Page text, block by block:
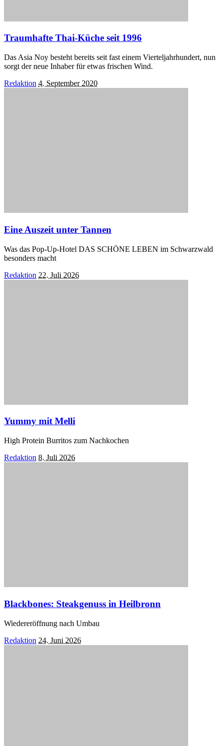
Traumhafte Thai-Küche seit 1996
Das Asia Noy besteht bereits seit fast einem Vierteljahrhundert, nun
sorgt der neue Inhaber für etwas frischen Wind.
Posted
Redaktion 4. September 2020
Eine Auszeit unter Tannen
Was das Pop-Up-Hotel DAS SCHÖNE LEBEN im Schwarzwald
besonders macht
Posted
Redaktion 22. Juli 2026
Yummy mit Melli
High Protein Burritos zum Nachkochen
Posted
Redaktion 8. Juli 2026
Blackbones: Steakgenuss in Heilbronn
Wiedereröffnung nach Umbau
Posted
Redaktion 24. Juni 2026